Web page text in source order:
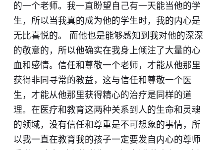
的一个老师。我一直盼望自己有一天能当他的学
生，所以当我真的成为他的学生时，我的内心是
无比喜悦的。 而他也是能够感知到我对他的深深
的敬意的，所以他确实在我身上倾注了大量的心
血和感情。信任和尊敬一个老师，才能从他那里
获得非同寻常的教益，这与信任和尊敬一个医
生，才能从他那里获得精心的治疗是同样的道
理。在医疗和教育这两种关系到人的生命和灵魂
的领域，没有信任和尊重是不可想象的事情，所
以我一直在教育我的孩子一定要发自内心的尊师